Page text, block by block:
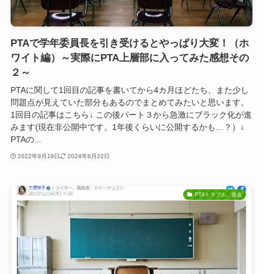
PTAで学年委員長を引き受けるとやっぱり大変！（ホ
ワイト編）～実際にPTA上層部に入ってみた感想その
２～
PTAに関して1回目の記事を書いてから4カ月ほどたち、また少し
問題点が見えていた部分もあるのでまとめてみたいと思います。
1回目の記事はこちら↓ この後パート３から急激にブラック化が進
みます(現在非公開中です。1年後くらいに公開するかも…？）↓
PTAの...
2022年9月19日 2024年6月22日
PTAトラブル、退会